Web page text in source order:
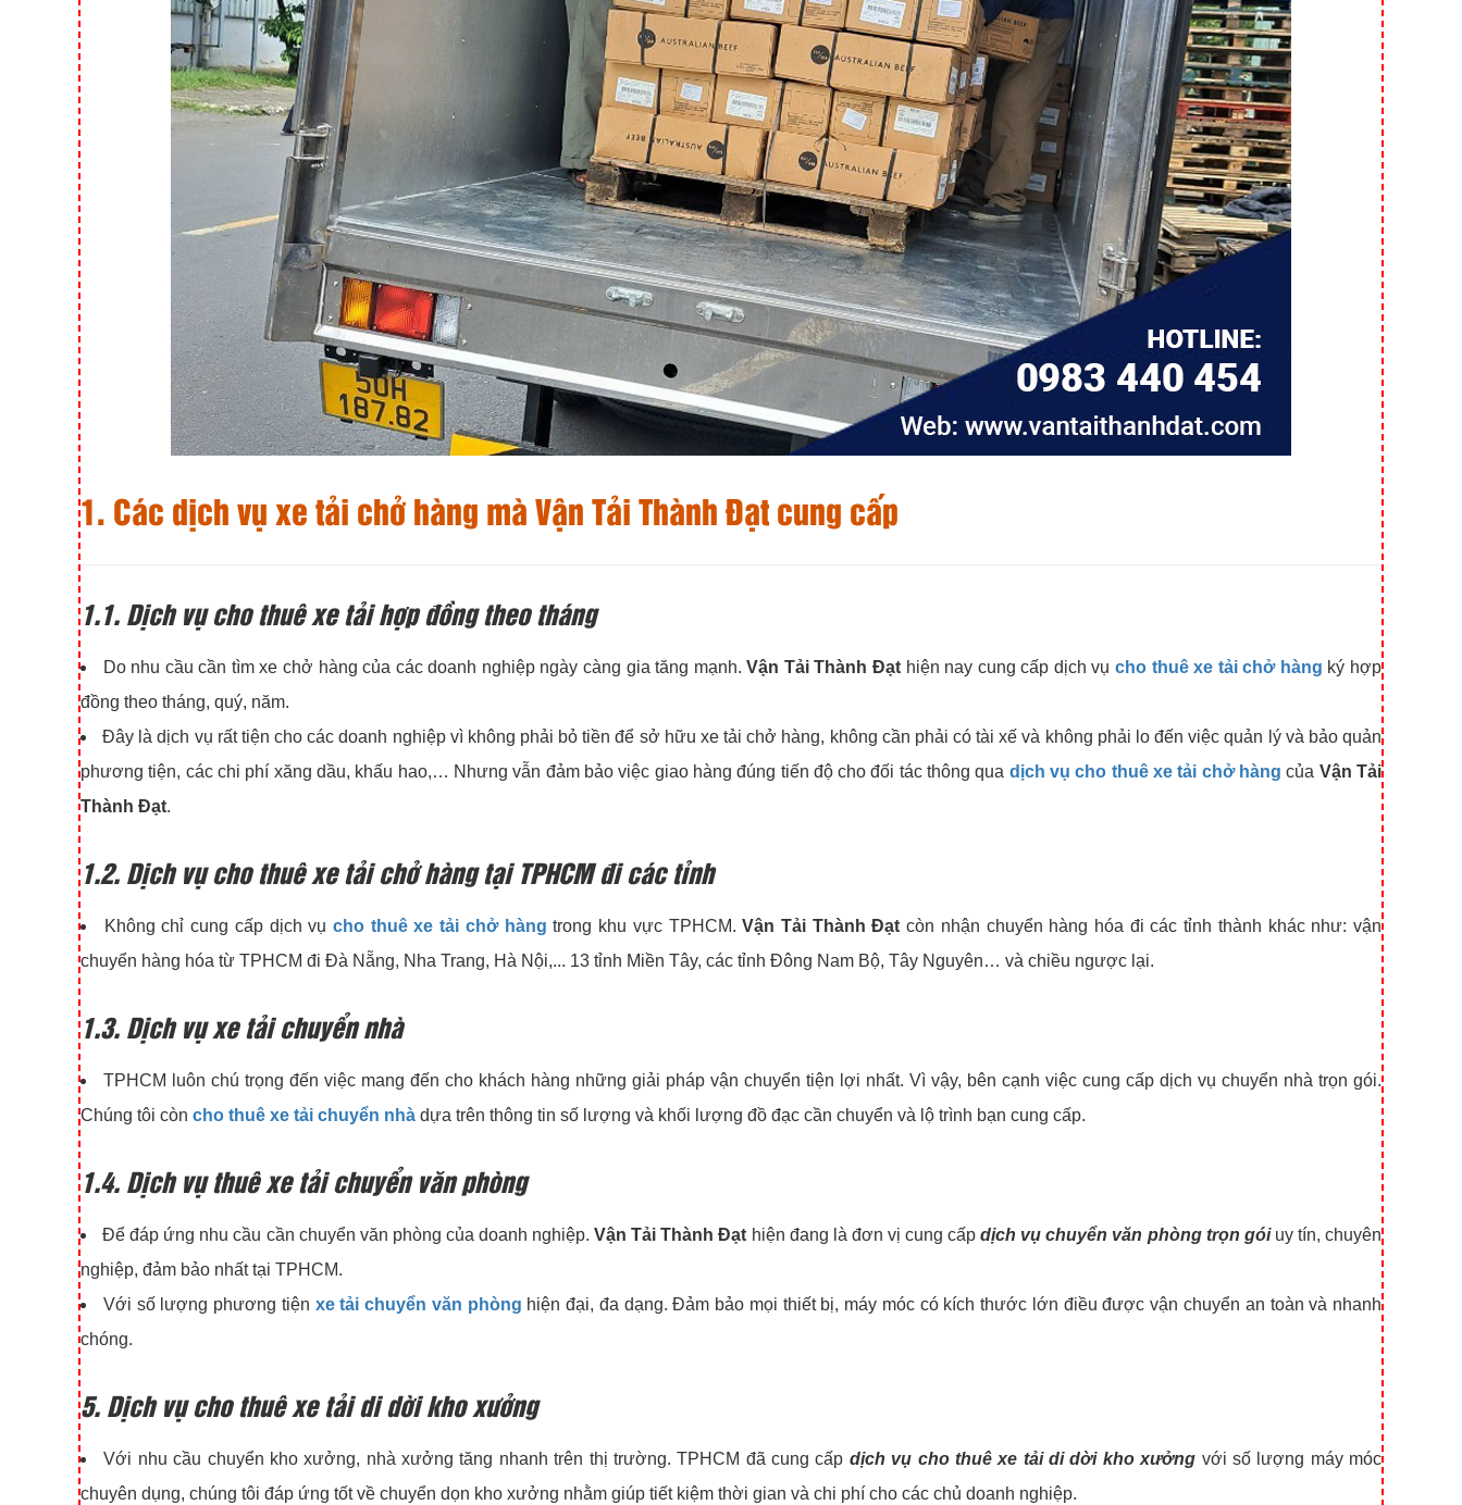
1. Các dịch vụ xe tải chở hàng màVận Tải Thành Đạtcung cấp
1.1. Dịch vụ cho thuê xe tải hợp đồng theo tháng
Do nhu cầu cần tìm xe chở hàng của các doanh nghiệp ngày càng gia tăng mạnh.Vận Tải Thành Đạt hiện nay cung cấp dịch vụcho thuê xe tải chở hàng ký hợp
đồng theo tháng, quý, năm.
Đây là dịch vụ rất tiện cho các doanh nghiệp vì không phải bỏ tiền để sở hữu xe tải chở hàng, không cần phải có tài xế và không phải lo đến việc quản lý và bảo quản
phương tiện, các chi phí xăng dầu, khấu hao,… Nhưng vẫn đảm bảo việc giao hàng đúng tiến độ cho đối tác thông qua dịch vụ cho thuê xe tải chở hàng của Vận Tải
Thành Đạt.
1.2. Dịch vụ cho thuê xe tải chở hàng tại TPHCM đi các tỉnh
Không chỉ cung cấp dịch vụcho thuê xe tải chở hàng trong khu vực TPHCM.Vận Tải Thành Đạt còn nhận chuyển hàng hóa đi các tỉnh thành khác như: vận
chuyển hàng hóa từ TPHCM đi Đà Nẵng, Nha Trang, Hà Nội,... 13 tỉnh Miền Tây, các tỉnh Đông Nam Bộ, Tây Nguyên… và chiều ngược lại.
1.3. Dịch vụ xe tải chuyển nhà
TPHCM
luôn chú trọng đến việc mang đến cho khách hàng những giải pháp vận chuyển tiện lợi nhất. Vì vậy, bên cạnh việc cung cấp dịch vụ chuyển nhà trọn gói.
Chúng tôi còn cho thuê xe tải chuyển nhà dựa trên thông tin số lượng và khối lượng đồ đạc cần chuyển và lộ trình bạn cung cấp.
1.4. Dịch vụ thuê xe tải chuyển văn phòng
Để đáp ứng nhu cầu cần chuyển văn phòng của doanh nghiệp.Vận Tải Thành Đạt hiện đang là đơn vị cung cấpdịch vụ chuyển văn phòng trọn góiuy tín, chuyên
nghiệp, đảm bảo nhất tại TPHCM.
Với số lượng phương tiện xe tải chuyển văn phòng hiện đại, đa dạng. Đảm bảo mọi thiết bị, máy móc có kích thước lớn điều được vận chuyển an toàn và nhanh
chóng.
5. Dịch vụ cho thuê xe tải di dời kho xưởng
Với nhu cầu chuyển kho xưởng, nhà xưởng tăng nhanh trên thị trường.TPHCM đã cung cấp dịch vụ cho thuê xe tải di dời kho xưởng với số lượng máy móc
chuyên dụng, chúng tôi đáp ứng tốt về chuyển dọn kho xưởng nhằm giúp tiết kiệm thời gian và chi phí cho các chủ doanh nghiệp.